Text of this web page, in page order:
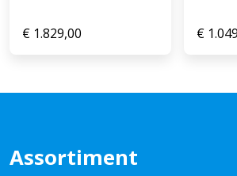
€ 1.829,00 €
Assortiment